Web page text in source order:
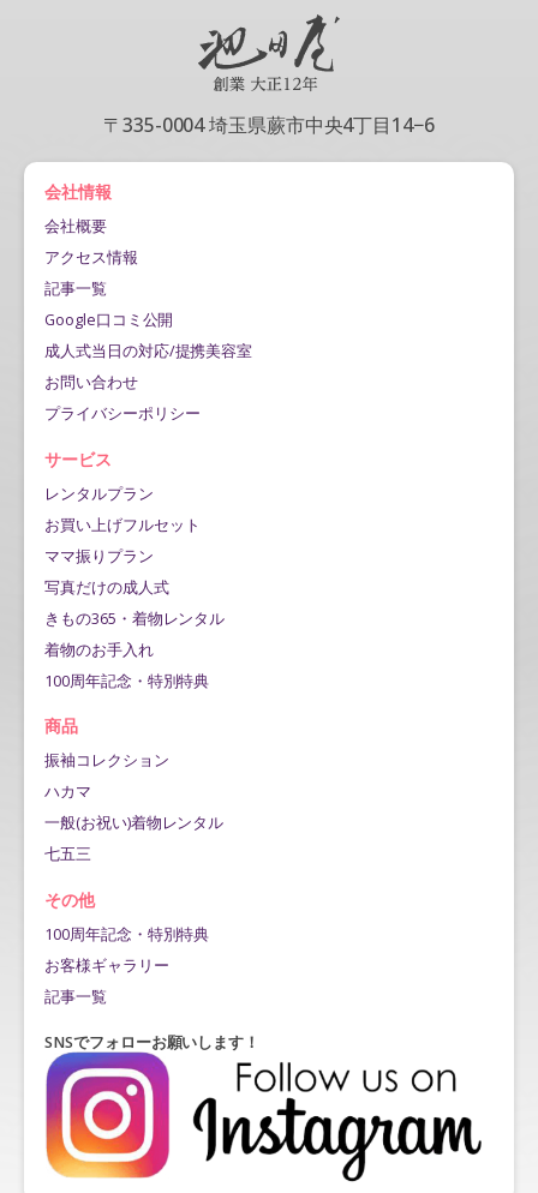
〒335-0004 埼玉県蕨市中央4丁目14−6
会社情報
会社概要
アクセス情報
記事一覧
Google口コミ公開
成人式当日の対応/提携美容室
お問い合わせ
プライバシーポリシー
サービス
レンタルプラン
お買い上げフルセット
ママ振りプラン
写真だけの成人式
きもの365・着物レンタル
着物のお手入れ
100周年記念・特別特典
商品
振袖コレクション
ハカマ
一般(お祝い)着物レンタル
七五三
その他
100周年記念・特別特典
お客様ギャラリー
記事一覧
SNSでフォローお願いします！